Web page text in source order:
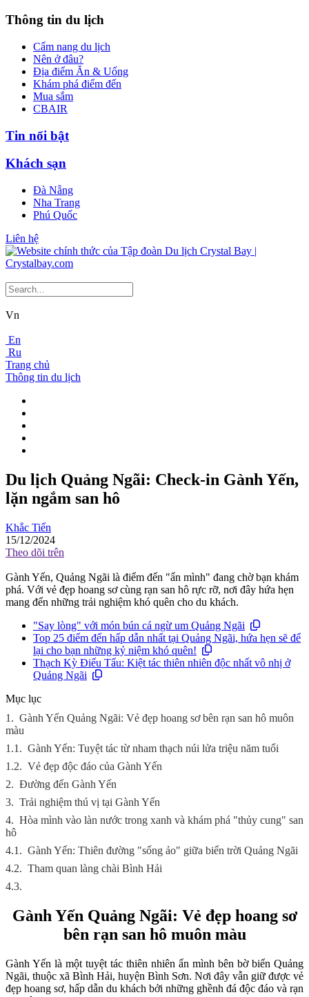
Thông tin du lịch
Cẩm nang du lịch
Nên ở đâu?
Địa điểm Ăn & Uống
Khám phá điểm đến
Mua sắm
CBAIR
Tin nổi bật
Khách sạn
Đà Nẵng
Nha Trang
Phú Quốc
Liên hệ
Vn
En
Ru
Trang chủ
Thông tin du lịch
Du lịch Quảng Ngãi: Check-in Gành Yến,
lặn ngắm san hô
Khắc Tiến
15/12/2024
Theo dõi trên
Gành Yến, Quảng Ngãi là điểm đến "ẩn mình" đang chờ bạn khám
phá. Với vẻ đẹp hoang sơ cùng rạn san hô rực rỡ, nơi đây hứa hẹn
mang đến những trải nghiệm khó quên cho du khách.
"Say lòng" với món bún cá ngừ um Quảng Ngãi
Top 25 điểm đến hấp dẫn nhất tại Quảng Ngãi, hứa hẹn sẽ để
lại cho bạn những kỷ niệm khó quên!
Thạch Kỳ Điếu Tẩu: Kiệt tác thiên nhiên độc nhất vô nhị ở
Quảng Ngãi
Mục lục
1. Gành Yến Quảng Ngãi: Vẻ đẹp hoang sơ bên rạn san hô muôn
màu
1.1. Gành Yến: Tuyệt tác từ nham thạch núi lửa triệu năm tuổi
1.2. Vẻ đẹp độc đáo của Gành Yến
2. Đường đến Gành Yến
3. Trải nghiệm thú vị tại Gành Yến
4. Hòa mình vào làn nước trong xanh và khám phá "thủy cung" san
hô
4.1. Gành Yến: Thiên đường "sống ảo" giữa biển trời Quảng Ngãi
4.2. Tham quan làng chài Bình Hải
4.3.
Gành Yến Quảng Ngãi: Vẻ đẹp hoang sơ
bên rạn san hô muôn màu
Gành Yến là một tuyệt tác thiên nhiên ẩn mình bên bờ biển Quảng
Ngãi, thuộc xã Bình Hải, huyện Bình Sơn. Nơi đây vẫn giữ được vẻ
đẹp hoang sơ, hấp dẫn du khách bởi những ghềnh đá độc đáo và rạn